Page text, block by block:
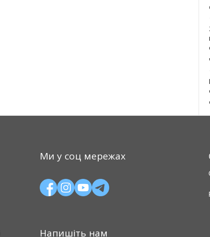
Ми у соц мережах
Напишіть нам